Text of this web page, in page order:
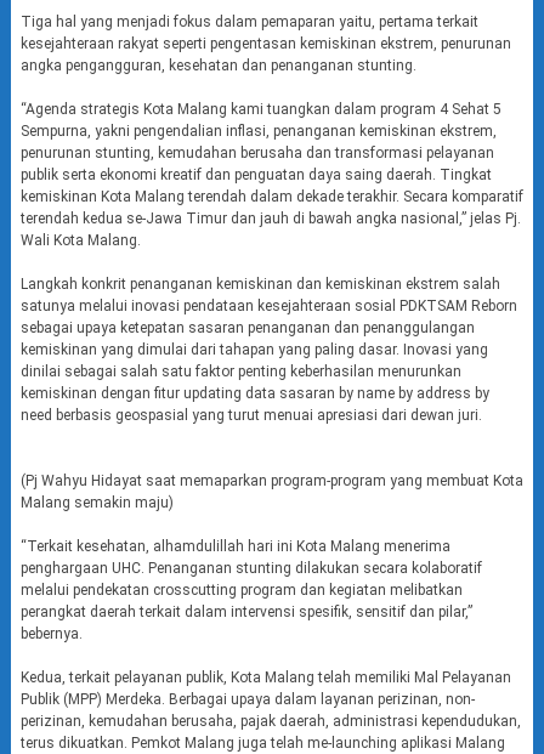
Tiga hal yang menjadi fokus dalam pemaparan yaitu, pertama terkait
kesejahteraan rakyat seperti pengentasan kemiskinan ekstrem, penurunan
angka pengangguran, kesehatan dan penanganan stunting.
“Agenda strategis Kota Malang kami tuangkan dalam program 4 Sehat 5
Sempurna, yakni pengendalian inflasi, penanganan kemiskinan ekstrem,
penurunan stunting, kemudahan berusaha dan transformasi pelayanan
publik serta ekonomi kreatif dan penguatan daya saing daerah. Tingkat
kemiskinan Kota Malang terendah dalam dekade terakhir. Secara komparatif
terendah kedua se-Jawa Timur dan jauh di bawah angka nasional,” jelas Pj.
Wali Kota Malang.
Langkah konkrit penanganan kemiskinan dan kemiskinan ekstrem salah
satunya melalui inovasi pendataan kesejahteraan sosial PDKTSAM Reborn
sebagai upaya ketepatan sasaran penanganan dan penanggulangan
kemiskinan yang dimulai dari tahapan yang paling dasar. Inovasi yang
dinilai sebagai salah satu faktor penting keberhasilan menurunkan
kemiskinan dengan fitur updating data sasaran by name by address by
need berbasis geospasial yang turut menuai apresiasi dari dewan juri.
(Pj Wahyu Hidayat saat memaparkan program-program yang membuat Kota
Malang semakin maju)
“Terkait kesehatan, alhamdulillah hari ini Kota Malang menerima
penghargaan UHC. Penanganan stunting dilakukan secara kolaboratif
melalui pendekatan crosscutting program dan kegiatan melibatkan
perangkat daerah terkait dalam intervensi spesifik, sensitif dan pilar,”
bebernya.
Kedua, terkait pelayanan publik, Kota Malang telah memiliki Mal Pelayanan
Publik (MPP) Merdeka. Berbagai upaya dalam layanan perizinan, non-
perizinan, kemudahan berusaha, pajak daerah, administrasi kependudukan,
terus dikuatkan. Pemkot Malang juga telah me-launching aplikasi Malang